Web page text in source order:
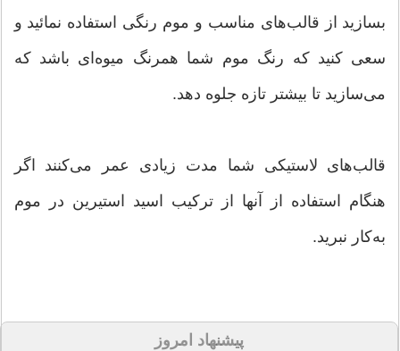
بسازید از قالب‌های مناسب و موم رنگی استفاده نمائید و
سعی کنید که رنگ موم شما همرنگ میوه‌ای باشد که
می‌سازید تا بیشتر تازه جلوه دهد.
قالب‌های لاستیکی شما مدت زیادی عمر می‌کنند اگر
هنگام استفاده از آنها از ترکیب اسید استیرین در موم
به‌کار نبرید.
پیشنهاد امروز